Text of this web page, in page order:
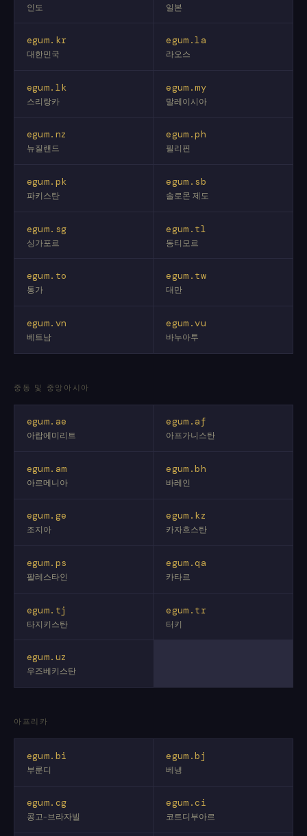
인도 일본
egum.kr
대한민국
egum.la
라오스
egum.lk
스리랑카
egum.my
말레이시아
egum.nz
뉴질랜드
egum.ph
필리핀
egum.pk
파키스탄
egum.sb
솔로몬 제도
egum.sg
싱가포르
egum.tl
동티모르
egum.to
통가
egum.tw
대만
egum.vn
베트남
egum.vu
바누아투
중동 및 중앙아시아
egum.ae
아랍에미리트
egum.af
아프가니스탄
egum.am
아르메니아
egum.bh
바레인
egum.ge
조지아
egum.kz
카자흐스탄
egum.ps
팔레스타인
egum.qa
카타르
egum.tj
타지키스탄
egum.tr
터키
egum.uz
우즈베키스탄
아프리카
egum.bi
부룬디
egum.bj
베냉
egum.cg
콩고-브라자빌
egum.ci
코트디부아르